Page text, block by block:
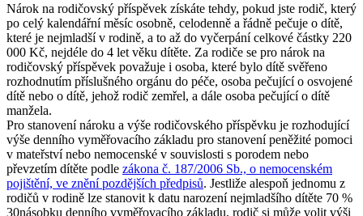
Nárok na rodičovský příspěvek získáte tehdy, pokud jste rodič, který
po celý kalendářní měsíc osobně, celodenně a řádně pečuje o dítě,
které je nejmladší v rodině, a to až do vyčerpání celkové částky 220
000 Kč, nejdéle do 4 let věku dítěte. Za rodiče se pro nárok na
rodičovský příspěvek považuje i osoba, které bylo dítě svěřeno
rozhodnutím příslušného orgánu do péče, osoba pečující o osvojené
dítě nebo o dítě, jehož rodič zemřel, a dále osoba pečující o dítě
manžela.
Pro stanovení nároku a výše rodičovského příspěvku je rozhodující
výše denního vyměřovacího základu pro stanovení peněžité pomoci
v mateřství nebo nemocenské v souvislosti s porodem nebo
převzetím dítěte podle zákona č. 187/2006 Sb., o nemocenském
pojištění, ve znění pozdějších předpisů. Jestliže alespoň jednomu z
rodičů v rodině lze stanovit k datu narození nejmladšího dítěte 70 %
30násobku denního vyměřovacího základu, rodič si může volit výši